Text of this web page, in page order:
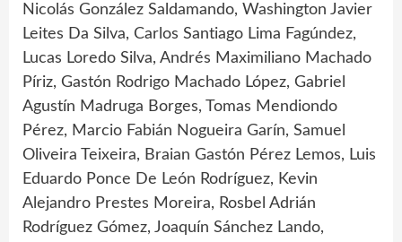
Nicolás González Saldamando, Washington Javier
Leites Da Silva, Carlos Santiago Lima Fagúndez,
Lucas Loredo Silva, Andrés Maximiliano Machado
Píriz, Gastón Rodrigo Machado López, Gabriel
Agustín Madruga Borges, Tomas Mendiondo
Pérez, Marcio Fabián Nogueira Garín, Samuel
Oliveira Teixeira, Braian Gastón Pérez Lemos, Luis
Eduardo Ponce De León Rodríguez, Kevin
Alejandro Prestes Moreira, Rosbel Adrián
Rodríguez Gómez, Joaquín Sánchez Lando,